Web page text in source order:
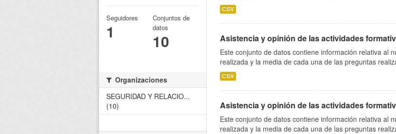
CSV
Asistencia y opinión de las actividades
Este conjunto de datos contiene información relativa al
realizada y la media de cada una de las preguntas
CSV
Asistencia y opinión de las actividades
Este conjunto de datos contiene información relativa al
realizada y la media de cada una de las preguntas
Seguidores
1
Conjuntos de
datos
10
Organizaciones
SEGURIDAD Y RELACIO...
(10)